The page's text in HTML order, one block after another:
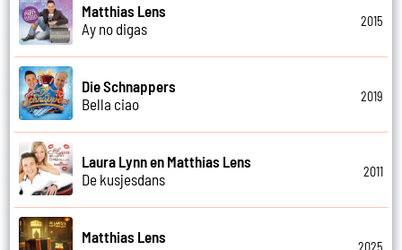
Matthias Lens
Ay no digas
2015
Die Schnappers
Bella ciao
2019
Laura Lynn en Matthias Lens
De kusjesdans
2011
Matthias Lens
2025